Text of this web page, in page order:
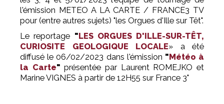
l'émission METEO A LA CARTE / FRANCE3 TV
pour (entre autres sujets) "les Orgues d'Ille sur Têt".
Le reportage "LES ORGUES D'ILLE-SUR-TÊT,
CURIOSITE GEOLOGIQUE LOCALE» a été
diffusé le 06/02/2023 dans l'émission "Météo à
la Carte" présentée par Laurent ROMEJKO et
Marine VIGNES à partir de 12H55 sur France 3"